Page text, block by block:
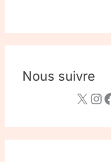
Nous suivre